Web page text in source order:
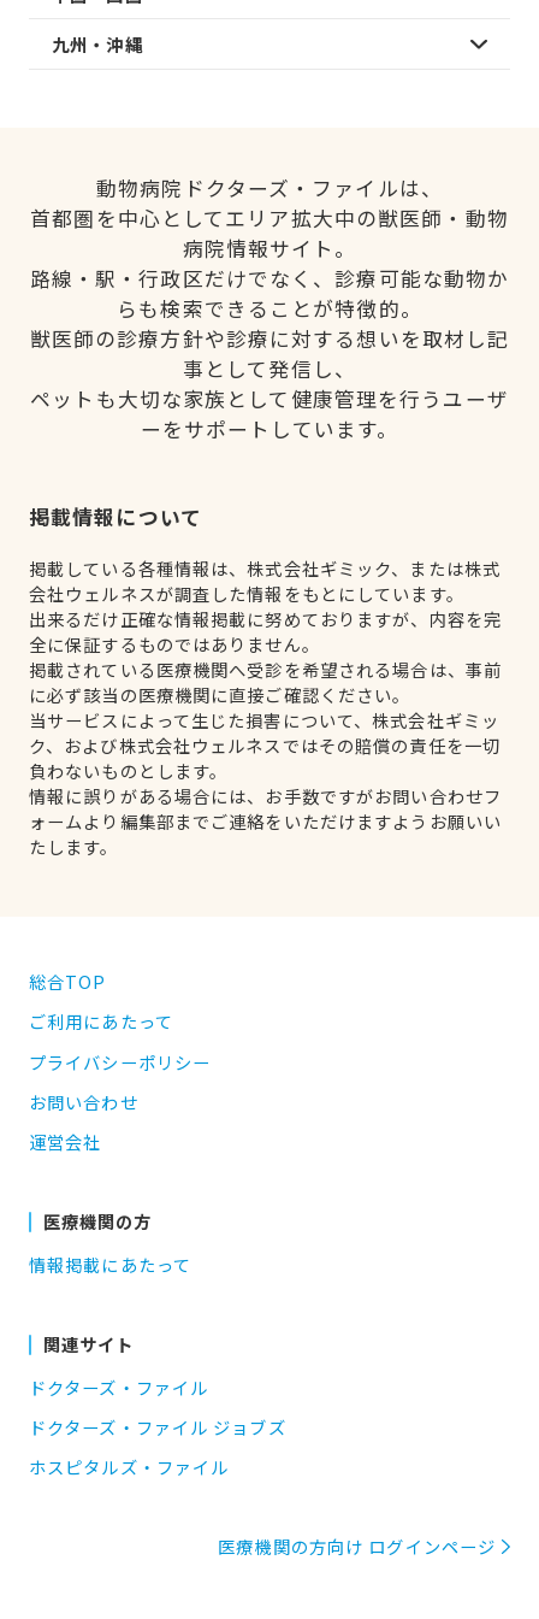
九州・沖縄
動物病院ドクターズ・ファイルは、
首都圏を中心としてエリア拡大中の獣医師・動物
病院情報サイト。
路線・駅・行政区だけでなく、診療可能な動物か
らも検索できることが特徴的。
獣医師の診療方針や診療に対する想いを取材し記
事として発信し、
ペットも大切な家族として健康管理を行うユーザ
ーをサポートしています。
掲載情報について
掲載している各種情報は、株式会社ギミック、または株式
会社ウェルネスが調査した情報をもとにしています。
出来るだけ正確な情報掲載に努めておりますが、内容を完
全に保証するものではありません。
掲載されている医療機関へ受診を希望される場合は、事前
に必ず該当の医療機関に直接ご確認ください。
当サービスによって生じた損害について、株式会社ギミッ
ク、および株式会社ウェルネスではその賠償の責任を一切
負わないものとします。
情報に誤りがある場合には、お手数ですがお問い合わせフ
ォームより編集部までご連絡をいただけますようお願いい
たします。
総合TOP
ご利用にあたって
プライバシーポリシー
お問い合わせ
運営会社
医療機関の方
情報掲載にあたって
関連サイト
ドクターズ・ファイル
ドクターズ・ファイル ジョブズ
ホスピタルズ・ファイル
医療機関の方向け ログインページ